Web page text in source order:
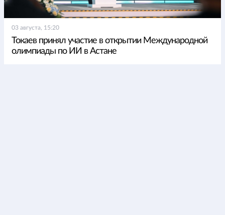
03 августа, 15:20
Токаев принял участие в открытии Международной
олимпиады по ИИ в Астане